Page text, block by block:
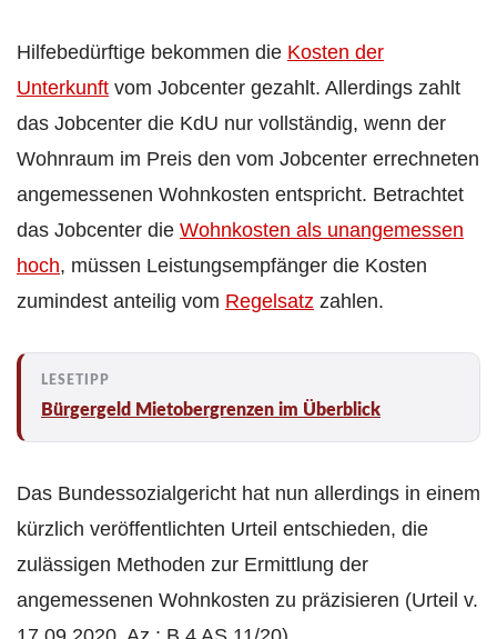
Hilfebedürftige bekommen die Kosten der
Unterkunft vom Jobcenter gezahlt. Allerdings zahlt
das Jobcenter die KdU nur vollständig, wenn der
Wohnraum im Preis den vom Jobcenter errechneten
angemessenen Wohnkosten entspricht. Betrachtet
das Jobcenter die Wohnkosten als unangemessen
hoch, müssen Leistungsempfänger die Kosten
zumindest anteilig vom Regelsatz zahlen.
Bürgergeld Mietobergrenzen im Überblick
Das Bundessozialgericht hat nun allerdings in einem
kürzlich veröffentlichten Urteil entschieden, die
zulässigen Methoden zur Ermittlung der
angemessenen Wohnkosten zu präzisieren (Urteil v.